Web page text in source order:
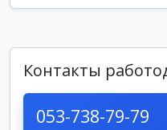
Контакты
053-738-79-79